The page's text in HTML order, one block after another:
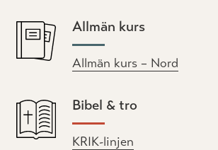
Allmän kurs
Allmän kurs – Nord
Bibel & tro
KRIK-linjen